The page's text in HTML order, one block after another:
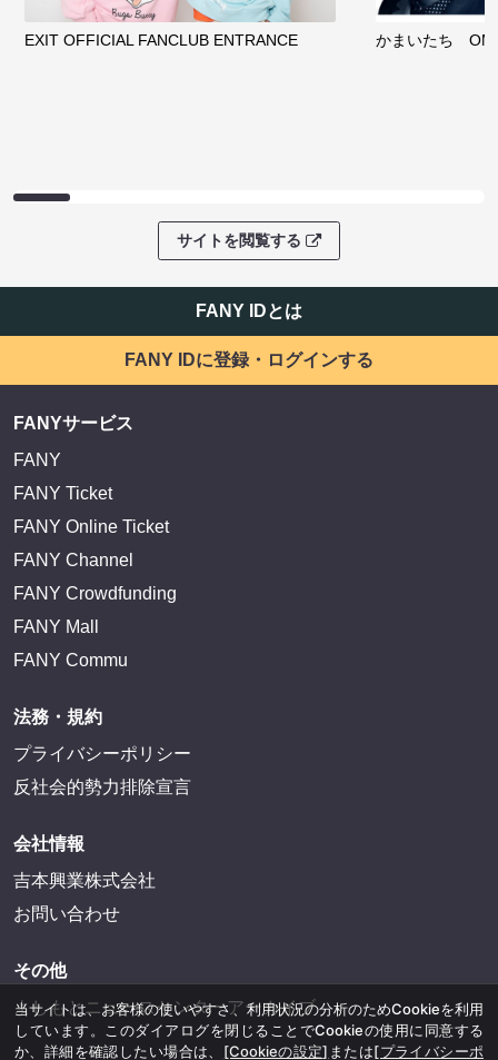
EXIT OFFICIAL FANCLUB ENTRANCE かまいたち
サイトを閲覧する
FANY IDとは
FANY IDに登録・ログインする
FANYサービス
FANY
FANY Ticket
FANY Online Ticket
FANY Channel
FANY Crowdfunding
FANY Mall
FANY Commu
法務・規約
プライバシーポリシー
反社会的勢力排除宣言
会社情報
吉本興業株式会社
お問い合わせ
その他
よしもとニュースセンターアーカイブ
当サイトは、お客様の使いやすさ、利用状況の分析のためCookieを利用
しています。このダイアログを閉じることでCookieの使用に同意する
か、詳細を確認したい場合は、 [Cookieの設定] または[プライバシーポ